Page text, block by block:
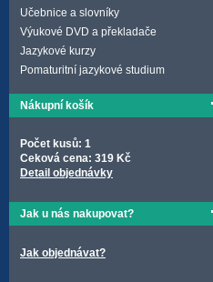
Učebnice a slovníky
Výukové DVD a překladače
Jazykové kurzy
Pomaturitní jazykové studium
Nákupní košík
Počet kusů: 1
Ceková cena: 319 Kč
Detail objednávky
Jak u nás nakupovat?
Jak objednávat?